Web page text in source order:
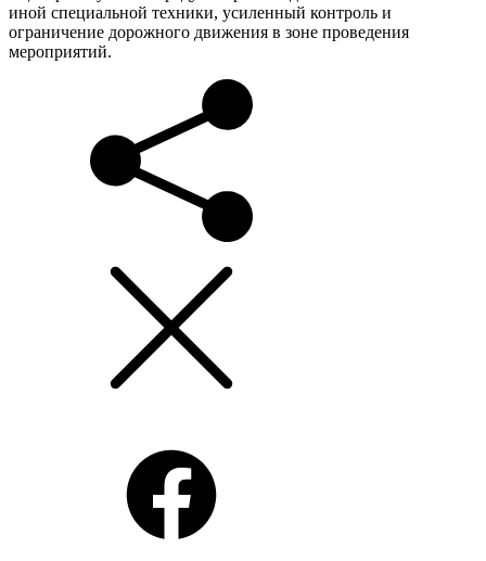
иной специальной техники, усиленный контроль и
ограничение дорожного движения в зоне проведения
мероприятий.